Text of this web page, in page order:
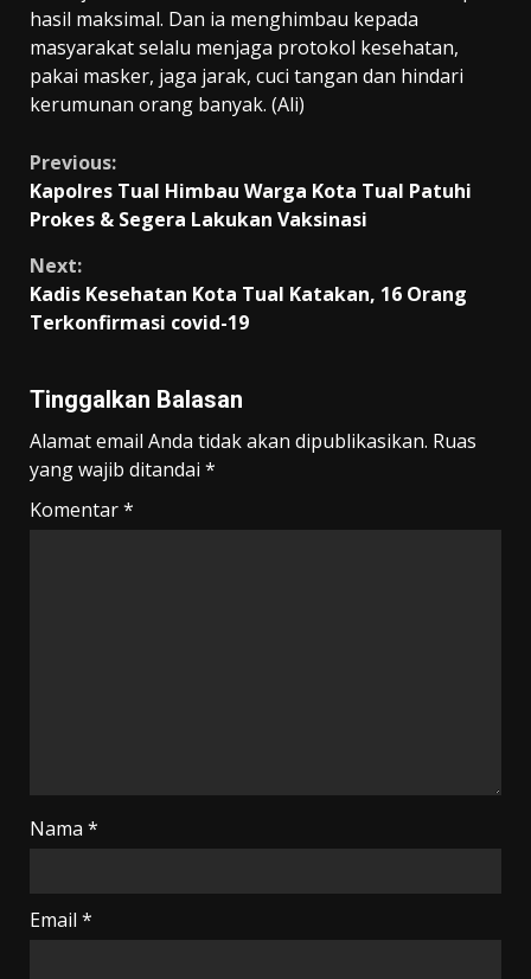
hasil maksimal. Dan ia menghimbau kepada
masyarakat selalu menjaga protokol kesehatan,
pakai masker, jaga jarak, cuci tangan dan hindari
kerumunan orang banyak. (Ali)
Continue
Reading
Previous:
Kapolres Tual Himbau Warga Kota Tual Patuhi
Prokes & Segera Lakukan Vaksinasi
Next:
Kadis Kesehatan Kota Tual Katakan, 16 Orang
Terkonfirmasi covid-19
Tinggalkan Balasan
Alamat email Anda tidak akan dipublikasikan. Ruas
yang wajib ditandai *
Komentar*
Nama *
Email *